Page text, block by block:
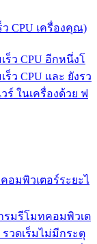
ว CPU เครื่องคุณ)
ร็ว CPU อีกหนึ่งโ
ว CPU และ ยังรว
ในเครื่องด้วย ฟ
อมพิวเตอร์ระยะไ
รมรีโมทคอมพิวเต
วดเร็มไม่มีกระตุ